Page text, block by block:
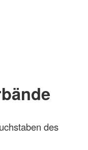
des